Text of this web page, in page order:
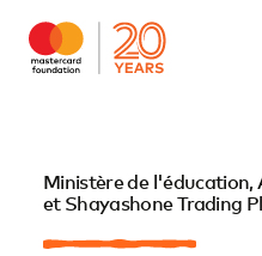
Ministère de
et Shayashone Trading